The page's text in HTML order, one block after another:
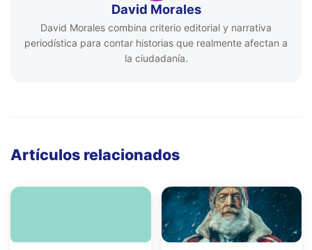
David Morales
David Morales combina criterio editorial y narrativa
periodística para contar historias que realmente afectan a
la ciudadanía.
Artículos relacionados